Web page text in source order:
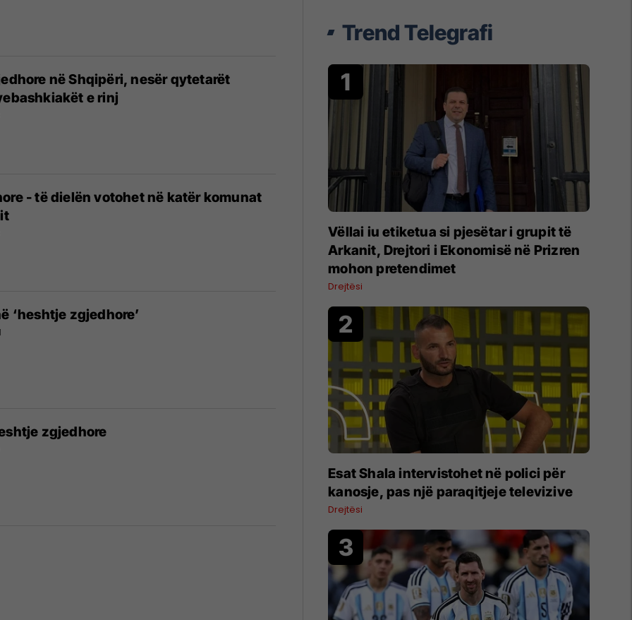
në Shqipëri, nesër qytetarët
e rinj
- të dielën votohet në katër komunat
‘heshtje zgjedhore’
zgjedhore
Trend Telegrafi
Vëllai iu etiketua si pjesëtar i grupit të
Arkanit, Drejtori i Ekonomisë në Prizren
mohon pretendimet
Drejtësi
Esat Shala intervistohet në polici për
kanosje, pas një paraqitjeje televizive
Drejtësi